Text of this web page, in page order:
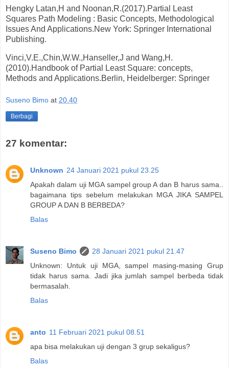
Hengky Latan,H and Noonan,R.(2017).Partial Least
Squares Path Modeling : Basic Concepts, Methodological
Issues And Applications.New York: Springer International
Publishing.
Vinci,V.E.,Chin,W.W.,Hanseller,J and Wang,H.
(2010).Handbook of Partial Least Square: concepts,
Methods and Applications.Berlin, Heidelberger: Springer
Suseno Bimo at 20.40
Berbagi
27 komentar:
Unknown 24 Januari 2021 pukul 23.25
Apakah dalam uji MGA sampel group A dan B harus sama..
bagaimana tips sebelum melakukan MGA JIKA SAMPEL
GROUP A DAN B BERBEDA?
Balas
Suseno Bimo
28 Januari 2021 pukul 21.47
Unknown: Untuk uji MGA, sampel masing-masing Grup
tidak harus sama. Jadi jika jumlah sampel berbeda tidak
bermasalah.
Balas
anto 11 Februari 2021 pukul 08.51
apa bisa melakukan uji dengan 3 grup sekaligus?
Balas